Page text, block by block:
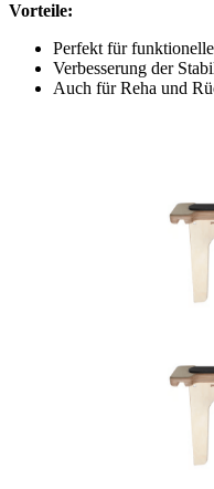
Vorteile:
Perfekt für
Verbesserung der
Auch für Reha und